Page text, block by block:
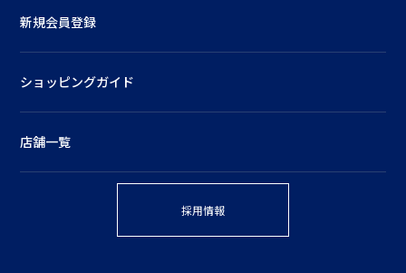
新規会員登録
ショッピングガイド
店舗一覧
採用情報